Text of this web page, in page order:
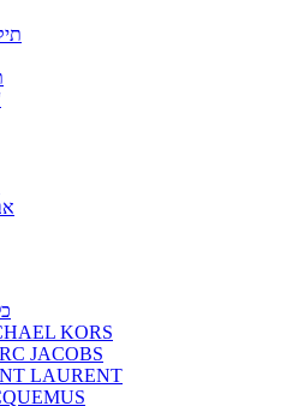
KORS
JACOBS
LAURENT